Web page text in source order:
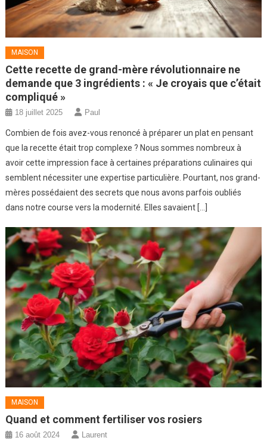
MAISON
Cette recette de grand-mère révolutionnaire ne
demande que 3 ingrédients : « Je croyais que c’était
compliqué »
18 juillet 2025 Paul
Combien de fois avez-vous renoncé à préparer un plat en pensant
que la recette était trop complexe ? Nous sommes nombreux à
avoir cette impression face à certaines préparations culinaires qui
semblent nécessiter une expertise particulière. Pourtant, nos grand-
mères possédaient des secrets que nous avons parfois oubliés
dans notre course vers la modernité. Elles savaient […]
MAISON
Quand et comment fertiliser vos rosiers
16 août 2024 Laurent